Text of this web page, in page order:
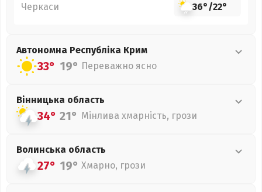
Черкаси 36°/22°
Автономна Республіка Крим
33° 19° Переважно ясно
Вінницька область
34° 21° Мінлива хмарність, грози
Волинська область
27° 19° Хмарно, грози